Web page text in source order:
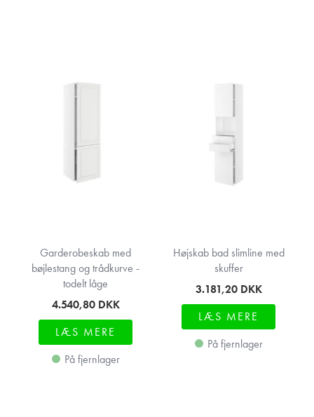
Garderobeskab med
bøjlestang og trådkurve -
todelt låge
4.540,80 DKK
LÆS MERE
På fjernlager
Højskab bad slimline med
skuffer
3.181,20 DKK
LÆS MERE
På fjernlager